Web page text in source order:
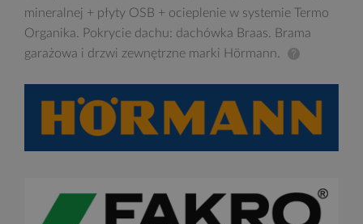
mineralnej + płyty OSB + ocieplenie w systemie Termo
Organika. Pokrycie dachu: dachówka Braas. Brama
garażowa i drzwi zewnętrzne marki Hörmann.